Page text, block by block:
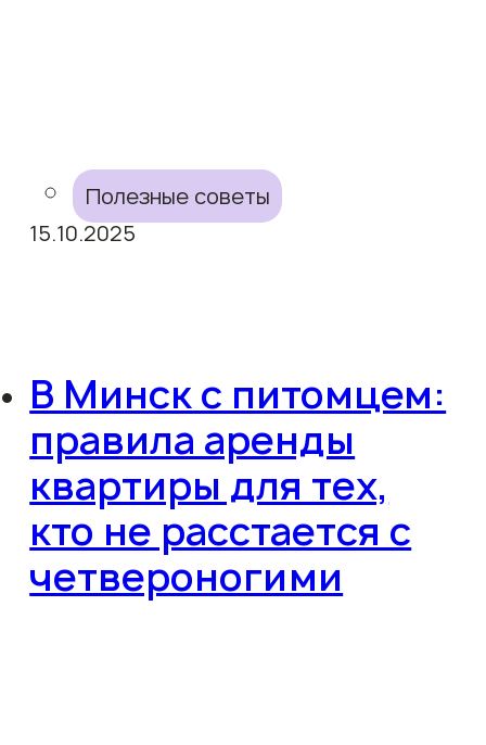
Полезные советы
15.10.2025
В Минск с питомцем:
правила аренды
квартиры для тех,
кто не расстается с
четвероногими